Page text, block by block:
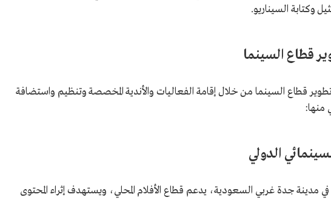
وكتابة السيناريو.
قطاع السينما
قطاع السينما من خلال إقامة الفعاليات والأندية المخصصة وتنظيم واستضافة
منها:
الدولي
مدينة جدة غربي السعودية، يدعم قطاع الأفلام المحلي، ويستهدف إثراء المحتوى